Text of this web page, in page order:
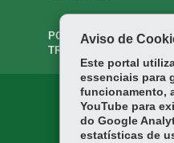
PORTAL DA
TRANSPARÊNCIA
Aviso de
Este portal
essenciais para
funcionamento,
YouTube para
do Google
estatísticas de